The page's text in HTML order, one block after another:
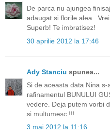
De parca nu ajungea
adaugat si florile
Superb! Te imbratisez!
30 aprilie 2012 la 17:46
Ady Stanciu spunea...
Si de aceasta data Nina
rafinamentul BUNULUI
vedere. Deja putem vorbi
si multumesc !!!
3 mai 2012 la 11:16